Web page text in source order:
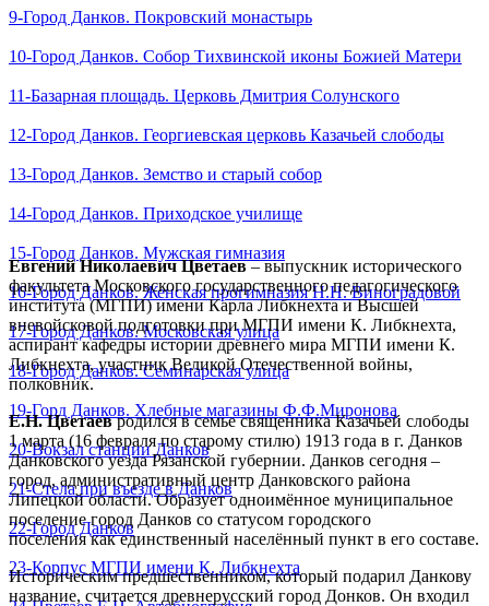
9-Город Данков. Покровский монастырь
10-Город Данков. Собор Тихвинской иконы Божией Матери
11-Базарная площадь. Церковь Дмитрия Солунского
12-Город Данков. Георгиевская церковь Казачьей слободы
13-Город Данков. Земство и старый собор
14-Город Данков. Приходское училище
15-Город Данков. Мужская гимназия
16-Город Данков. Женская прогимназия Н.Н. Виноградовой
17-Город Данков. Московская улица
18-Город Данков. Семинарская улица
19-Горд Данков. Хлебные магазины Ф.Ф.Миронова
20-Вокзал станции Данков
21-Стела при въезде в Данков
22-Город Данков
23-Корпус МГПИ имени К. Либкнехта
Евгений Николаевич Цветаев– выпускник исторического
факультета Московского государственного педагогического
института (МГПИ) имени Карла Либкнехта и Высшей
вневойсковой подготовки при МГПИ имени К. Либкнехта,
аспирант кафедры истории древнего мира МГПИ имени К.
Либкнехта, участник Великой Отечественной войны,
полковник.
Е.Н. Цветаевродился в семье священника Казачьей слободы
1 марта (16 февраля по старому стилю) 1913 года в г. Данков
Данковского уезда Рязанской губернии. Данков сегодня –
город, административный центр Данковского района
Липецкой области. Образует одноимённое муниципальное
поселение город Данков со статусом городского
поселения как единственный населённый пункт в его составе.
Историческим предшественником, который подарил Данкову
название, считается древнерусский город Донков. Он входил